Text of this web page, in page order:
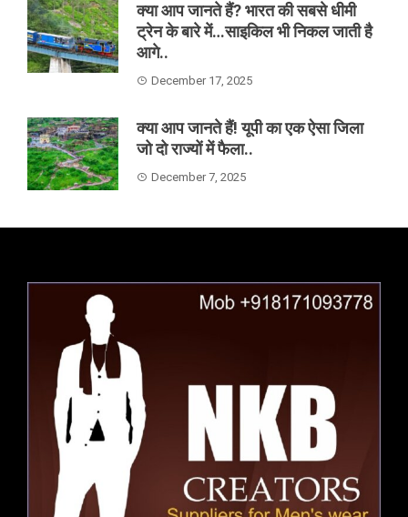
क्या आप जानते हैं? भारत की सबसे धीमी
ट्रेन के बारे में…साइकिल भी निकल जाती है
आगे..
December 17, 2025
क्या आप जानते हैं! यूपी का एक ऐसा जिला
जो दो राज्यों में फैला..
December 7, 2025